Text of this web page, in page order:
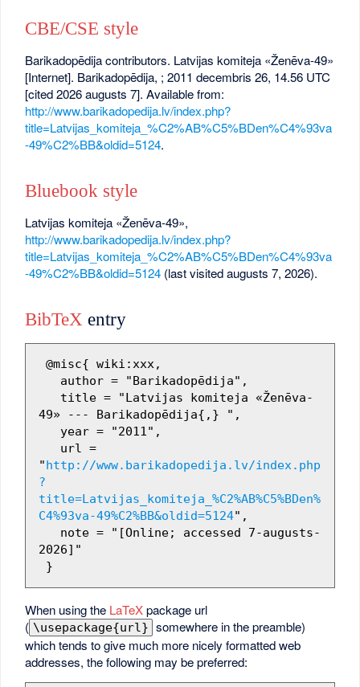
CBE/CSE style
Barikadopēdija contributors. Latvijas komiteja «Ženēva-49»
[Internet]. Barikadopēdija, ; 2011 decembris 26, 14.56 UTC
[cited 2026 augusts 7]. Available from:
http://www.barikadopedija.lv/index.php?
title=Latvijas_komiteja_%C2%AB%C5%BDen%C4%93va
-49%C2%BB&oldid=5124.
Bluebook style
Latvijas komiteja «Ženēva-49»,
http://www.barikadopedija.lv/index.php?
title=Latvijas_komiteja_%C2%AB%C5%BDen%C4%93va
-49%C2%BB&oldid=5124 (last visited augusts 7, 2026).
BibTeX entry
49» --- Barikadopēdija{,} ",
"http://www.barikadopedija.lv/index.php
?
title=Latvijas_komiteja_%C2%AB%C5%BDen%
C4%93va-49%C2%BB&oldid=5124",
2026]"
When using the LaTeXpackage url
( \usepackage{url} somewhere in the preamble)
which tends to give much more nicely formatted web
addresses, the following may be preferred: